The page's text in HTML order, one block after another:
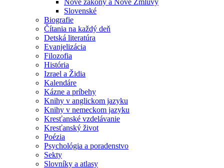
Nové zákony a Nové Zmluvy
Slovenské
Biografie
Čítania na každý deň
Detská literatúra
Evanjelizácia
Filozofia
História
Izrael a Židia
Kalendáre
Kázne a príbehy
Knihy v anglickom jazyku
Knihy v nemeckom jazyku
Kresťanské vzdelávanie
Kresťanský život
Poézia
Psychológia a poradenstvo
Sekty
Slovníky a atlasy